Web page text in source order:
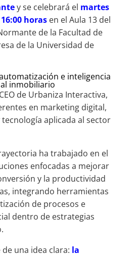
y se celebrará el martes
16:00 horasen el Aula 13 del
de la Facultad de
de la Universidad de
e inteligencia
inmobiliario
de Urbaniza Interactiva,
en marketing digital,
aplicada al sector
ha trabajado en el
enfocadas a mejorar
y la productividad
integrando herramientas
de procesos e
dentro de estrategias
una idea clara: la